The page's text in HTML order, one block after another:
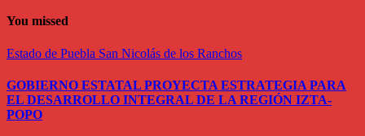
You missed
Estado de Puebla San Nicolás de los Ranchos
GOBIERNO ESTATAL PROYECTA ESTRATEGIA PARA
EL DESARROLLO INTEGRAL DE LA REGIÓN IZTA-
POPO